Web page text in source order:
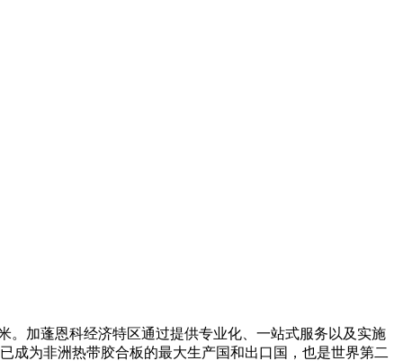
。加蓬恩科经济特区通过提供专业化、一站式服务以及实施
成为非洲热带胶合板的最大生产国和出口国，也是世界第二